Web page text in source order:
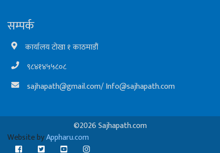
सम्पर्क
कार्यालय टोखा १ काठमाडौं
९८४१४५५८०८
sajhapath@gmail.com/Info@sajhapath.com
©2026 Sajhapath.com
Website byAppharu.com